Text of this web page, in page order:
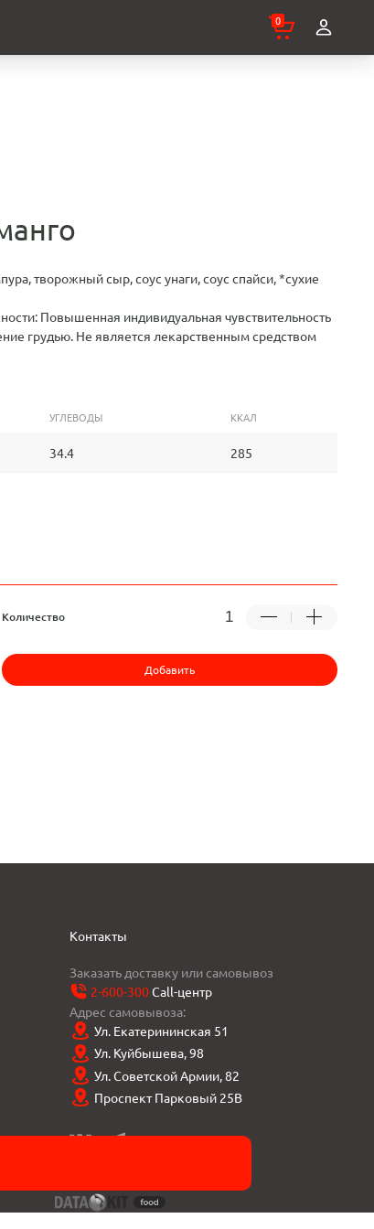
0
творожный сыр, соус унаги, соус спайси, *сухие
Повышенная индивидуальная чувствительность
грудью. Не является лекарственным средством
УГЛЕВОДЫ ККАЛ
34.4 285
Количество
Добавить
Контакты
Заказать доставку или самовывоз
2-600-300Call-центр
Адрес самовывоза:
Ул. Екатерининская 51
Ул. Куйбышева, 98
Ул. Советской Армии, 82
Проспект Парковый 25В